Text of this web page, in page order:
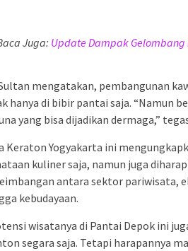
Juga: Update Dampak Gelombang
mengatakan, pembangunan
hanya di bibir pantai saja. “Namun
yang bisa dijadikan dermaga,”
Keraton Yogyakarta ini
kuliner saja, namun juga
antara sektor pariwisata,
kebudayaan.
wisatanya di Pantai Depok ini
segara saja. Tetapi harapannya